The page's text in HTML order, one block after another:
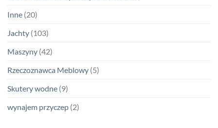
Inne (20)
Jachty (103)
Maszyny (42)
Rzeczoznawca Meblowy (5)
Skutery wodne (9)
wynajem przyczep (2)